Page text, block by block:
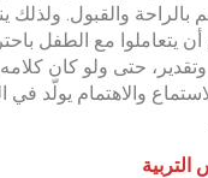
والقبول. ولذلك
أن يتعاملوا مع الطفل
وتقدير، حتى ولو كان
والاهتمام يولّد في